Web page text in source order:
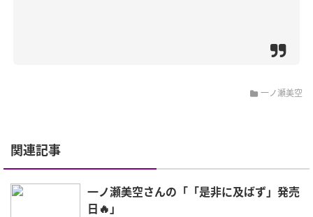
一ノ瀬美空
関連記事
一ノ瀬美空さんの「「是非に及ばず」発売
日🔥」